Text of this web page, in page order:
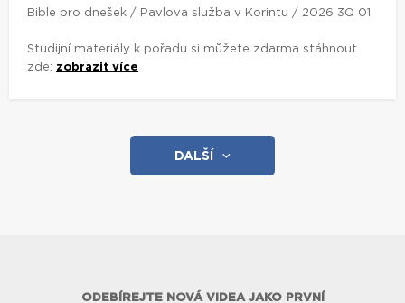
Bible pro dnešek / Pavlova služba v Korintu / 2026 3Q 01
Studijní materiály k pořadu si můžete zdarma stáhnout
zde: zobrazit více
DALŠÍ
ODEBÍREJTE NOVÁ VIDEA JAKO PRVNÍ